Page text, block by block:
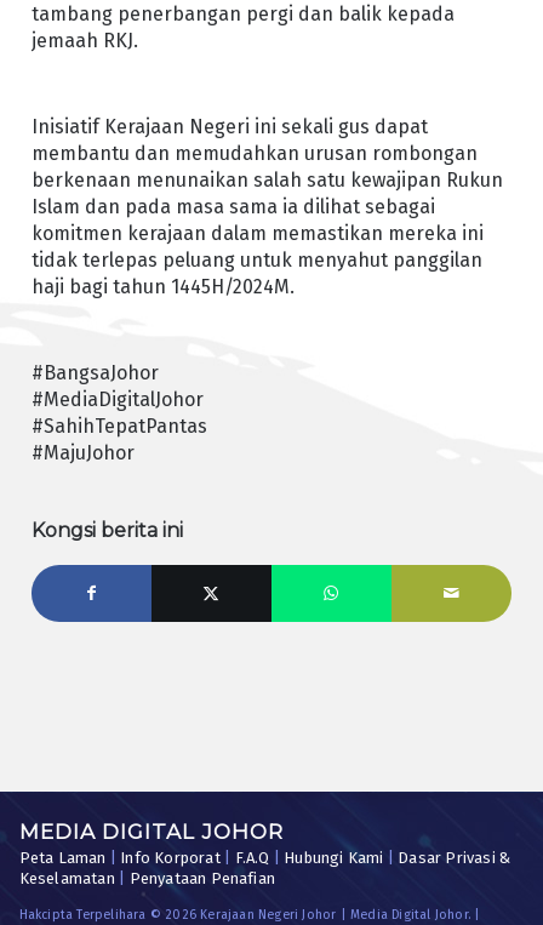
tambang penerbangan pergi dan balik kepada
jemaah RKJ.
Inisiatif Kerajaan Negeri ini sekali gus dapat
membantu dan memudahkan urusan rombongan
berkenaan menunaikan salah satu kewajipan Rukun
Islam dan pada masa sama ia dilihat sebagai
komitmen kerajaan dalam memastikan mereka ini
tidak terlepas peluang untuk menyahut panggilan
haji bagi tahun 1445H/2024M.
#BangsaJohor
#MediaDigitalJohor
#SahihTepatPantas
#MajuJohor
Kongsi berita ini
MEDIA DIGITAL JOHOR
Peta Laman Info Korporat| F.A.Q Hubungi Kami
Dasar Privasi &
Keselamatan
Penyataan Penafian
Hakcipta Terpelihara © 2026 Kerajaan Negeri Johor | Media Digital Johor. |